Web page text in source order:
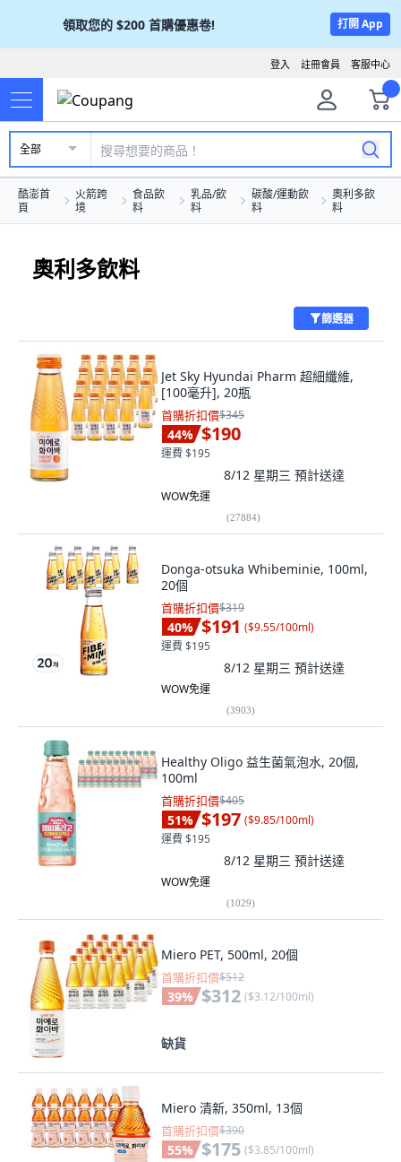
領取您的 $200 首購優惠卷! 打開 App
客服中心
註冊會員
登入
全部
酷澎首
頁
火箭跨
境
食品飲
料
乳品/飲
料
碳酸/運動飲
料
奧利多飲
料
奧利多飲料
篩選器
Jet Sky Hyundai Pharm 超細纖維,
[100毫升], 20瓶
首購折扣價$345
44% $190
運費 $195
8/12 星期三 預計送達
WOW免運
(27884)
Donga-otsuka Whibeminie, 100ml,
20個
首購折扣價$319
40% $191 ($9.55/100ml)
運費 $195
8/12 星期三 預計送達
WOW免運
(3903)
Healthy Oligo 益生菌氣泡水, 20個,
100ml
首購折扣價$405
51% $197 ($9.85/100ml)
運費 $195
8/12 星期三 預計送達
WOW免運
(1029)
Miero PET, 500ml, 20個
首購折扣價$512
39% $312 ($3.12/100ml)
缺貨
Miero 清新, 350ml, 13個
首購折扣價$390
55% $175 ($3.85/100ml)